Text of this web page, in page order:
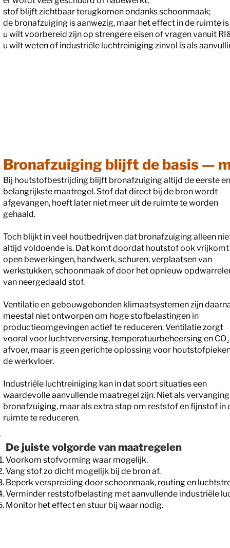
stof blijft zichtbaar terugkomen ondanks schoonmaak;
de bronafzuiging is aanwezig, maar het effect in de ruimte
u wilt voorbereid zijn op strengere eisen of vragen vanuit
u wilt weten of industriële luchtreiniging zinvol is als
Bronafzuiging blijft de basis —
Bij houtstofbestrijding blijft bronafzuiging altijd de eerste en
belangrijkste maatregel. Stof dat direct bij de bron wordt
afgevangen, hoeft later niet meer uit de ruimte te worden
gehaald.
Toch blijkt in veel houtbedrijven dat bronafzuiging alleen
altijd voldoende is. Dat komt doordat houtstof ook
open bewerkingen, handwerk, schuren, verplaatsen van
werkstukken, schoonmaak of door het opnieuw
van neergedaald stof.
Ventilatie en gebouwgebonden klimaatsystemen zijn
meestal niet ontworpen om hoge stofbelastingen in
productieomgevingen actief te reduceren. Ventilatie zorgt
vooral voor luchtverversing, temperatuurbeheersing en
afvoer, maar is geen gerichte oplossing voor
de werkvloer.
Industriële luchtreiniging kan in dat soort situaties een
waardevolle aanvullende maatregel zijn. Niet als
bronafzuiging, maar als extra stap om reststof en fijnstof in
ruimte te reduceren.
De juiste volgorde van maatregelen
Voorkom stofvorming waar mogelijk.
Vang stof zo dicht mogelijk bij de bron af.
Beperk verspreiding door schoonmaak, routing en
Verminder reststofbelasting met aanvullende industriële
Monitor het effect en stuur bij waar nodig.